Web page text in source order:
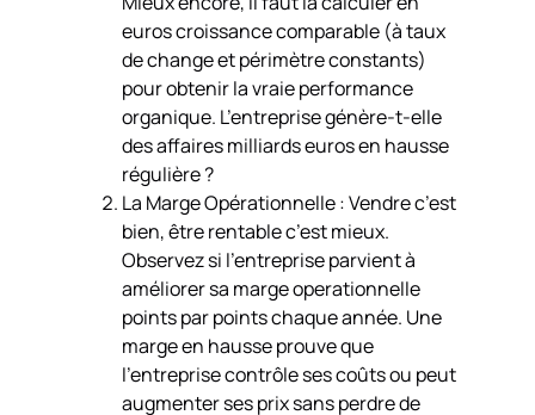
euros croissance comparable (à taux
de change et périmètre constants)
pour obtenir la vraie performance
organique. L’entreprise génère-t-elle
des affaires milliards euros en hausse
régulière ?
La Marge Opérationnelle : Vendre c’est
bien, être rentable c’est mieux.
Observez si l’entreprise parvient à
améliorer sa marge operationnelle
points par points chaque année. Une
marge en hausse prouve que
l’entreprise contrôle ses coûts ou peut
augmenter ses prix sans perdre de